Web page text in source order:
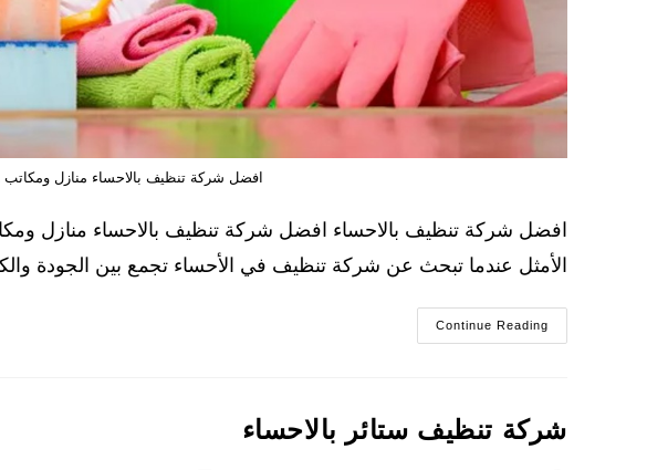
افضل شركة تنظيف بالاحساء منازل
افضل شركة تنظيف بالاحساء افضل شركة تنظيف بالاحساء منازل
الأمثل عندما تبحث عن شركة تنظيف في الأحساء تجمع بين الجودة
Continue Readingافضل
شركة
ومساجد
شركة تنظيف ستائر بالاحساء